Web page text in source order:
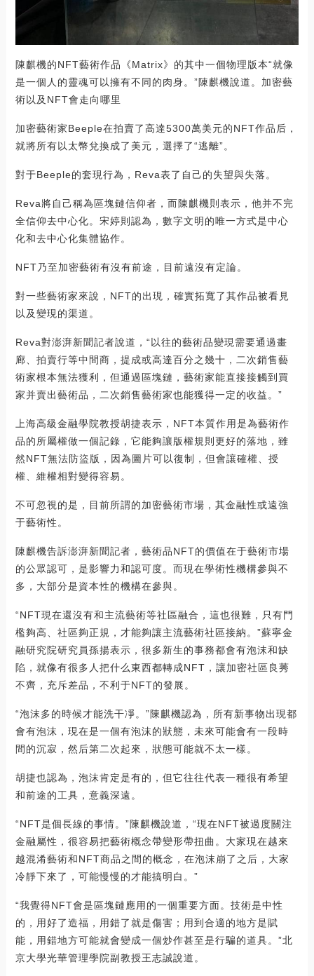
陳麒機的NFT藝術作品《Matrix》的其中一個物理版本“就像
是一個人的靈魂可以擁有不同的肉身。”陳麒機說道。加密藝
術以及NFT會走向哪里
加密藝術家Beeple在拍賣了高達5300萬美元的NFT作品后，
就將所有以太幣兌換成了美元，選擇了“逃離”。
對于Beeple的套現行為，Reva表了自己的失望與失落。
Reva將自己稱為區塊鏈信仰者，而陳麒機則表示，他并不完
全信仰去中心化。宋婷則認為，數字文明的唯一方式是中心
化和去中心化集體協作。
NFT乃至加密藝術有沒有前途，目前遠沒有定論。
對一些藝術家來說，NFT的出現，確實拓寬了其作品被看見
以及變現的渠道。
Reva對澎湃新聞記者說道，“以往的藝術品變現需要通過畫
廊、拍賣行等中間商，提成或高達百分之幾十，二次銷售藝
術家根本無法獲利，但通過區塊鏈，藝術家能直接接觸到買
家并賣出藝術品，二次銷售藝術家也能獲得一定的收益。”
上海高級金融學院教授胡捷表示，NFT本質作用是為藝術作
品的所屬權做一個記錄，它能夠讓版權規則更好的落地，雖
然NFT無法防盜版，因為圖片可以復制，但會讓確權、授
權、維權相對變得容易。
不可忽視的是，目前所謂的加密藝術市場，其金融性或遠強
于藝術性。
陳麒機告訴澎湃新聞記者，藝術品NFT的價值在于藝術市場
的公眾認可，是影響力和認可度。而現在學術性機構參與不
多，大部分是資本性的機構在參與。
“NFT現在還沒有和主流藝術等社區融合，這也很難，只有門
檻夠高、社區夠正規，才能夠讓主流藝術社區接納。”蘇寧金
融研究院研究員孫揚表示，很多新生的事務都會有泡沫和缺
陷，就像有很多人把什么東西都轉成NFT，讓加密社區良莠
不齊，充斥差品，不利于NFT的發展。
“泡沫多的時候才能洗干凈。”陳麒機認為，所有新事物出現都
會有泡沫，現在是一個有泡沫的狀態，未來可能會有一段時
間的沉寂，然后第二次起來，狀態可能就不太一樣。
胡捷也認為，泡沫肯定是有的，但它往往代表一種很有希望
和前途的工具，意義深遠。
“NFT是個長線的事情。”陳麒機說道，“現在NFT被過度關注
金融屬性，很容易把藝術概念帶變形帶扭曲。大家現在越來
越混淆藝術和NFT商品之間的概念，在泡沫崩了之后，大家
冷靜下來了，可能慢慢的才能搞明白。”
“我覺得NFT會是區塊鏈應用的一個重要方面。技術是中性
的，用好了造福，用錯了就是傷害；用到合適的地方是賦
能，用錯地方可能就會變成一個炒作甚至是行騙的道具。”北
京大學光華管理學院副教授王志誠說道。